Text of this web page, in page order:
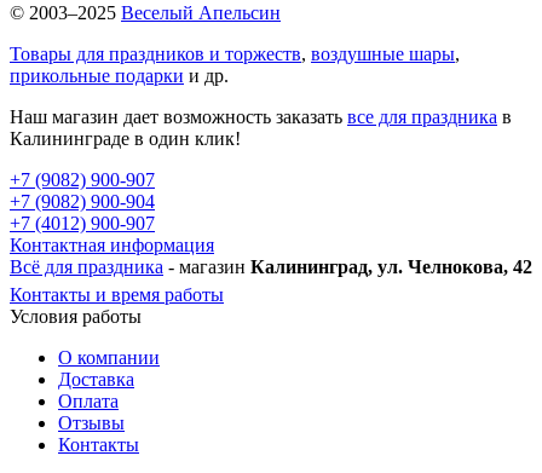
© 2003–2025 Веселый Апельсин
Товары для праздников и торжеств, воздушные шары,
прикольные подарки и др.
Наш магазин дает возможность заказать все для праздника в
Калининграде в один клик!
+7 (9082) 900-907
+7 (9082) 900-904
+7 (4012) 900-907
Контактная информация
Всё для праздника - магазин Калининград, ул. Челнокова, 42
Контакты и время работы
Условия работы
О компании
Доставка
Оплата
Отзывы
Контакты